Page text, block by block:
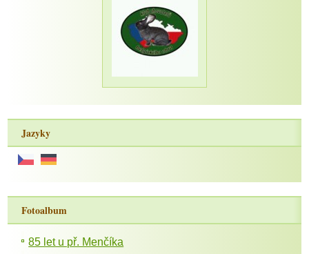
Jazyky
Fotoalbum
85 let u př. Menčíka